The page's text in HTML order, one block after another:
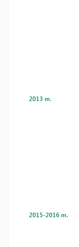
2013 m.
2015-2016 m.